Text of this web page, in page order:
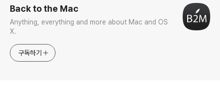
Back to the Mac
Anything, everything and more about Mac and OS
X.
구독하기